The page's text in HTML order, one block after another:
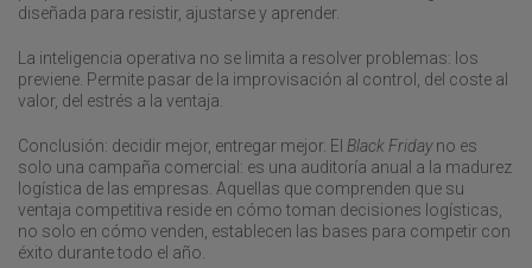
diseñada para resistir, ajustarse y aprender.
La inteligencia operativa no se limita a resolver problemas: los
previene. Permite pasar de la improvisación al control, del coste al
valor, del estrés a la ventaja.
Conclusión: decidir mejor, entregar mejor. El Black Fridayno es
solo una campaña comercial: es una auditoría anual a la madurez
logística de las empresas. Aquellas que comprenden que su
ventaja competitiva reside en cómo toman decisiones logísticas,
no solo en cómo venden, establecen las bases para competir con
éxito durante todo el año.